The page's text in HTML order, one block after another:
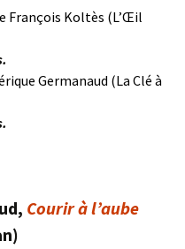
François Koltès (L’Œil
Germanaud (La Clé à
Courir à l’aube